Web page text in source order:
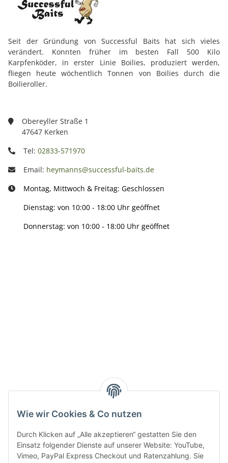
Wie wir Cookies & Co nutzen
Durch Klicken auf „Alle akzeptieren“ gestatten Sie den
Einsatz folgender Dienste auf unserer Website: YouTube,
Vimeo, PayPal Express Checkout und Ratenzahlung. Sie
Seit der Gründung von Successful Baits hat sich vieles
verändert. Konnten früher im besten Fall 500 Kilo
Karpfenköder, in erster Linie Boilies, produziert werden,
fliegen heute wöchentlich Tonnen von Boilies durch die
Boilieroller.
Obereyller Straße 1
47647 Kerken
Tel: 02833-571970
Email: heymanns@successful-baits.de
Montag, Mittwoch & Freitag: Geschlossen
Dienstag: von 10:00 - 18:00 Uhr geöffnet
Donnerstag: von 10:00 - 18:00 Uhr geöffnet